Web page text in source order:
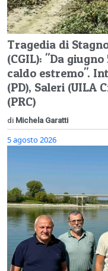
Tragedia di
(CGIL): "Da
caldo estremo".
(PD), Saleri (UILA
(PRC)
di Michela Garatti
5 agosto 2026